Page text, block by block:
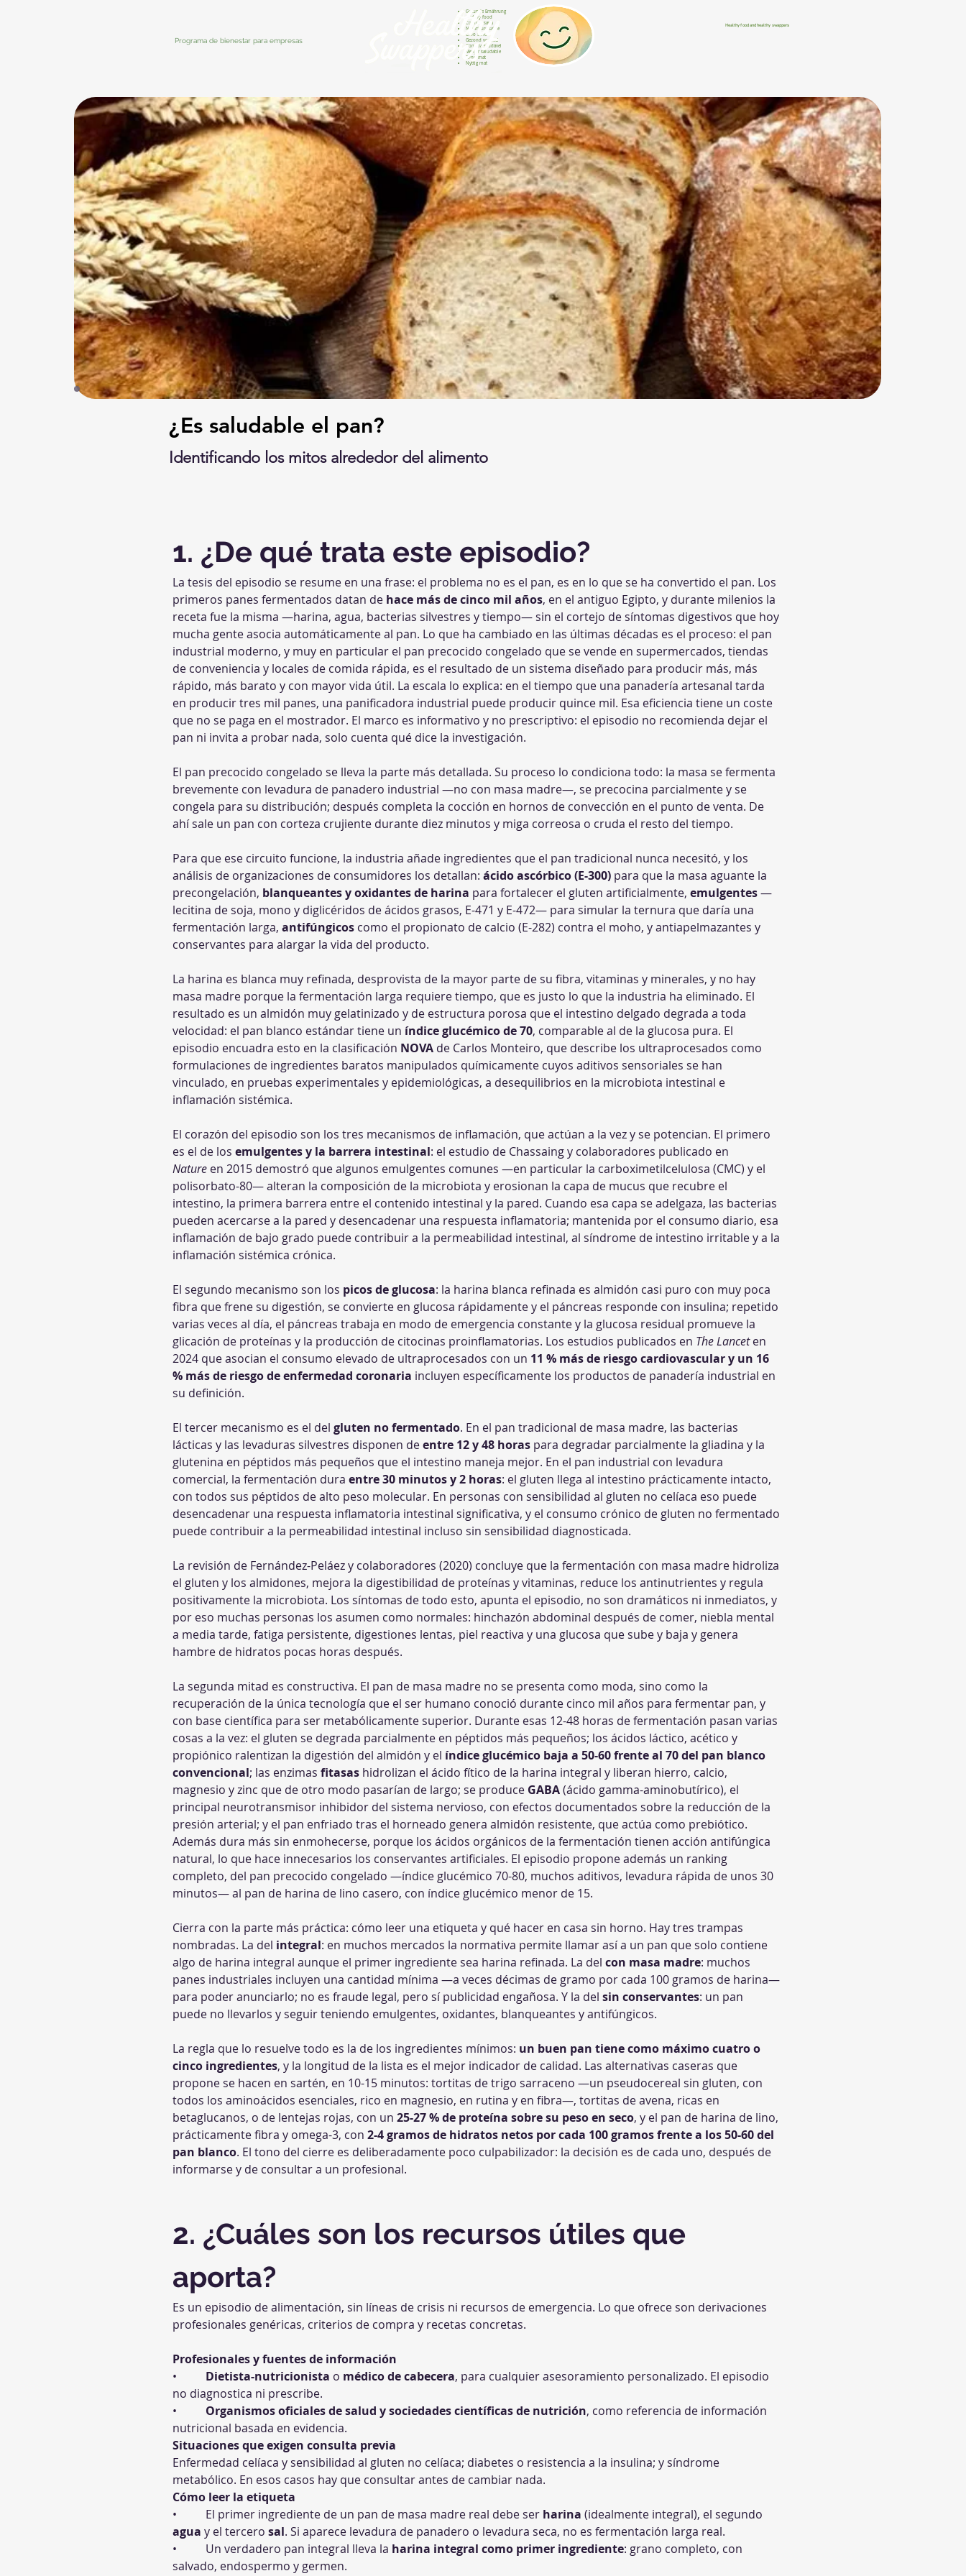
Programa de bienestar para empresas
Gesunde Ernährung
Healthy food
Comida sana
Nourriture saine
Cibo sano
Gezond voedsel
Comida saudável
Menjar saludable
Sunn mat
Nyttig mat
Healthy food and healthy swappers
¿Es saludable el pan?
Identificando los mitos alrededor del alimento
1. ¿De qué trata este episodio?
La tesis del episodio se resume en una frase: el problema no es el pan, es en lo que se ha convertido el pan. Los
primeros panes fermentados datan de hace más de cinco mil años, en el antiguo Egipto, y durante milenios la
receta fue la misma —harina, agua, bacterias silvestres y tiempo— sin el cortejo de síntomas digestivos que hoy
mucha gente asocia automáticamente al pan. Lo que ha cambiado en las últimas décadas es el proceso: el pan
industrial moderno, y muy en particular el pan precocido congelado que se vende en supermercados, tiendas
de conveniencia y locales de comida rápida, es el resultado de un sistema diseñado para producir más, más
rápido, más barato y con mayor vida útil. La escala lo explica: en el tiempo que una panadería artesanal tarda
en producir tres mil panes, una panificadora industrial puede producir quince mil. Esa eficiencia tiene un coste
que no se paga en el mostrador. El marco es informativo y no prescriptivo: el episodio no recomienda dejar el
pan ni invita a probar nada, solo cuenta qué dice la investigación.
El pan precocido congelado se lleva la parte más detallada. Su proceso lo condiciona todo: la masa se fermenta
brevemente con levadura de panadero industrial —no con masa madre—, se precocina parcialmente y se
congela para su distribución; después completa la cocción en hornos de convección en el punto de venta. De
ahí sale un pan con corteza crujiente durante diez minutos y miga correosa o cruda el resto del tiempo.
Para que ese circuito funcione, la industria añade ingredientes que el pan tradicional nunca necesitó, y los
análisis de organizaciones de consumidores los detallan: ácido ascórbico (E-300) para que la masa aguante la
precongelación, blanqueantes y oxidantes de harina para fortalecer el gluten artificialmente, emulgentes —
lecitina de soja, mono y diglicéridos de ácidos grasos, E-471 y E-472— para simular la ternura que daría una
fermentación larga, antifúngicos como el propionato de calcio (E-282) contra el moho, y antiapelmazantes y
conservantes para alargar la vida del producto.
La harina es blanca muy refinada, desprovista de la mayor parte de su fibra, vitaminas y minerales, y no hay
masa madre porque la fermentación larga requiere tiempo, que es justo lo que la industria ha eliminado. El
resultado es un almidón muy gelatinizado y de estructura porosa que el intestino delgado degrada a toda
velocidad: el pan blanco estándar tiene un índice glucémico de 70, comparable al de la glucosa pura. El
episodio encuadra esto en la clasificación NOVA de Carlos Monteiro, que describe los ultraprocesados como
formulaciones de ingredientes baratos manipulados químicamente cuyos aditivos sensoriales se han
vinculado, en pruebas experimentales y epidemiológicas, a desequilibrios en la microbiota intestinal e
inflamación sistémica.
El corazón del episodio son los tres mecanismos de inflamación, que actúan a la vez y se potencian. El primero
es el de los emulgentes y la barrera intestinal: el estudio de Chassaing y colaboradores publicado en
Nature en 2015 demostró que algunos emulgentes comunes —en particular la carboximetilcelulosa (CMC) y el
polisorbato-80— alteran la composición de la microbiota y erosionan la capa de mucus que recubre el
intestino, la primera barrera entre el contenido intestinal y la pared. Cuando esa capa se adelgaza, las bacterias
pueden acercarse a la pared y desencadenar una respuesta inflamatoria; mantenida por el consumo diario, esa
inflamación de bajo grado puede contribuir a la permeabilidad intestinal, al síndrome de intestino irritable y a la
inflamación sistémica crónica.
El segundo mecanismo son los picos de glucosa: la harina blanca refinada es almidón casi puro con muy poca
fibra que frene su digestión, se convierte en glucosa rápidamente y el páncreas responde con insulina; repetido
varias veces al día, el páncreas trabaja en modo de emergencia constante y la glucosa residual promueve la
glicación de proteínas y la producción de citocinas proinflamatorias. Los estudios publicados en The Lancet en
2024 que asocian el consumo elevado de ultraprocesados con un 11 % más de riesgo cardiovascular y un 16
% más de riesgo de enfermedad coronaria incluyen específicamente los productos de panadería industrial en
su definición.
El tercer mecanismo es el del gluten no fermentado. En el pan tradicional de masa madre, las bacterias
lácticas y las levaduras silvestres disponen de entre 12 y 48 horas para degradar parcialmente la gliadina y la
glutenina en péptidos más pequeños que el intestino maneja mejor. En el pan industrial con levadura
comercial, la fermentación dura entre 30 minutos y 2 horas: el gluten llega al intestino prácticamente intacto,
con todos sus péptidos de alto peso molecular. En personas con sensibilidad al gluten no celíaca eso puede
desencadenar una respuesta inflamatoria intestinal significativa, y el consumo crónico de gluten no fermentado
puede contribuir a la permeabilidad intestinal incluso sin sensibilidad diagnosticada.
La revisión de Fernández-Peláez y colaboradores (2020) concluye que la fermentación con masa madre hidroliza
el gluten y los almidones, mejora la digestibilidad de proteínas y vitaminas, reduce los antinutrientes y regula
positivamente la microbiota. Los síntomas de todo esto, apunta el episodio, no son dramáticos ni inmediatos, y
por eso muchas personas los asumen como normales: hinchazón abdominal después de comer, niebla mental
a media tarde, fatiga persistente, digestiones lentas, piel reactiva y una glucosa que sube y baja y genera
hambre de hidratos pocas horas después.
La segunda mitad es constructiva. El pan de masa madre no se presenta como moda, sino como la
recuperación de la única tecnología que el ser humano conoció durante cinco mil años para fermentar pan, y
con base científica para ser metabólicamente superior. Durante esas 12-48 horas de fermentación pasan varias
cosas a la vez: el gluten se degrada parcialmente en péptidos más pequeños; los ácidos láctico, acético y
propiónico ralentizan la digestión del almidón y el índice glucémico baja a 50-60 frente al 70 del pan blanco
convencional; las enzimas fitasas hidrolizan el ácido fítico de la harina integral y liberan hierro, calcio,
magnesio y zinc que de otro modo pasarían de largo; se produce GABA (ácido gamma-aminobutírico), el
principal neurotransmisor inhibidor del sistema nervioso, con efectos documentados sobre la reducción de la
presión arterial; y el pan enfriado tras el horneado genera almidón resistente, que actúa como prebiótico.
Además dura más sin enmohecerse, porque los ácidos orgánicos de la fermentación tienen acción antifúngica
natural, lo que hace innecesarios los conservantes artificiales. El episodio propone además un ranking
completo, del pan precocido congelado —índice glucémico 70-80, muchos aditivos, levadura rápida de unos 30
minutos— al pan de harina de lino casero, con índice glucémico menor de 15.
Cierra con la parte más práctica: cómo leer una etiqueta y qué hacer en casa sin horno. Hay tres trampas
nombradas. La del integral: en muchos mercados la normativa permite llamar así a un pan que solo contiene
algo de harina integral aunque el primer ingrediente sea harina refinada. La del con masa madre: muchos
panes industriales incluyen una cantidad mínima —a veces décimas de gramo por cada 100 gramos de harina—
para poder anunciarlo; no es fraude legal, pero sí publicidad engañosa. Y la del sin conservantes: un pan
puede no llevarlos y seguir teniendo emulgentes, oxidantes, blanqueantes y antifúngicos.
La regla que lo resuelve todo es la de los ingredientes mínimos: un buen pan tiene como máximo cuatro o
cinco ingredientes, y la longitud de la lista es el mejor indicador de calidad. Las alternativas caseras que
propone se hacen en sartén, en 10-15 minutos: tortitas de trigo sarraceno —un pseudocereal sin gluten, con
todos los aminoácidos esenciales, rico en magnesio, en rutina y en fibra—, tortitas de avena, ricas en
betaglucanos, o de lentejas rojas, con un 25-27 % de proteína sobre su peso en seco, y el pan de harina de lino,
prácticamente fibra y omega-3, con 2-4 gramos de hidratos netos por cada 100 gramos frente a los 50-60 del
pan blanco. El tono del cierre es deliberadamente poco culpabilizador: la decisión es de cada uno, después de
informarse y de consultar a un profesional.
2. ¿Cuáles son los recursos útiles que
aporta?
Es un episodio de alimentación, sin líneas de crisis ni recursos de emergencia. Lo que ofrece son derivaciones
profesionales genéricas, criterios de compra y recetas concretas.
Profesionales y fuentes de información
• Dietista-nutricionista o médico de cabecera, para cualquier asesoramiento personalizado. El episodio
no diagnostica ni prescribe.
• Organismos oficiales de salud y sociedades científicas de nutrición, como referencia de información
nutricional basada en evidencia.
Situaciones que exigen consulta previa
Enfermedad celíaca y sensibilidad al gluten no celíaca; diabetes o resistencia a la insulina; y síndrome
metabólico. En esos casos hay que consultar antes de cambiar nada.
Cómo leer la etiqueta
•          El primer ingrediente de un pan de masa madre real debe ser harina (idealmente integral), el segundo
agua y el tercero sal. Si aparece levadura de panadero o levadura seca, no es fermentación larga real.
•          Un verdadero pan integral lleva la harina integral como primer ingrediente: grano completo, con
salvado, endospermo y germen.